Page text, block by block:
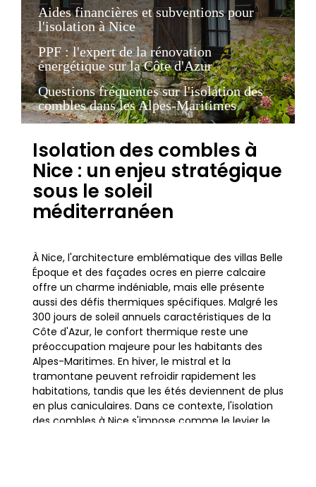
Aides financières et subventions pour
l'isolation à Nice
PPF : l'expert de la rénovation
énergétique sur la Côte d'Azur
Questions fréquentes sur l'isolation des
combles dans les Alpes-Maritimes
Isolation des combles à
Nice : un enjeu stratégique
sous le soleil
méditerranéen
À Nice, l'architecture emblématique des villas Belle
Époque et des façades ocres en pierre calcaire
offre un charme indéniable, mais elle présente
aussi des défis thermiques spécifiques. Malgré les
300 jours de soleil annuels caractéristiques de la
Côte d'Azur, le confort thermique reste une
préoccupation majeure pour les habitants des
Alpes-Maritimes. En hiver, le mistral et la
tramontane peuvent refroidir rapidement les
habitations, tandis que les étés deviennent de plus
en plus caniculaires. Dans ce contexte, l'isolation
des combles à Nice s'impose comme le levier le